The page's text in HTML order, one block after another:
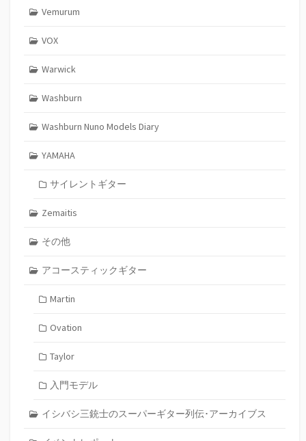
Vemurum
VOX
Warwick
Washburn
Washburn Nuno Models Diary
YAMAHA
サイレントギター
Zemaitis
その他
アコースティックギター
Martin
Ovation
Taylor
入門モデル
イシバシ三銃士のスーパーギター列伝･アーカイブス